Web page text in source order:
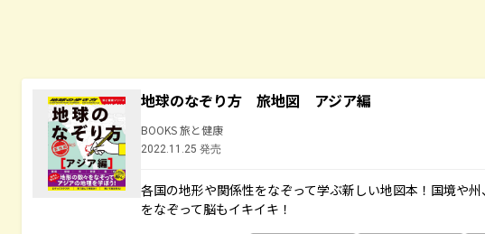
地球のなぞり方 旅地図 アジア編
BOOKS 旅と健康
2022.11.25 発売
各国の地形や関係性をなぞって学ぶ新しい地図本！国境や
をなぞって脳もイキイキ！